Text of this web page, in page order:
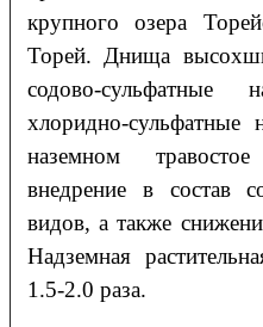
крупного озера
Торей. Днища
содово-
хлоридно-сульфатные
наземном
внедрение в состав
видов, а также
Надземная
1.5-2.0 раза.